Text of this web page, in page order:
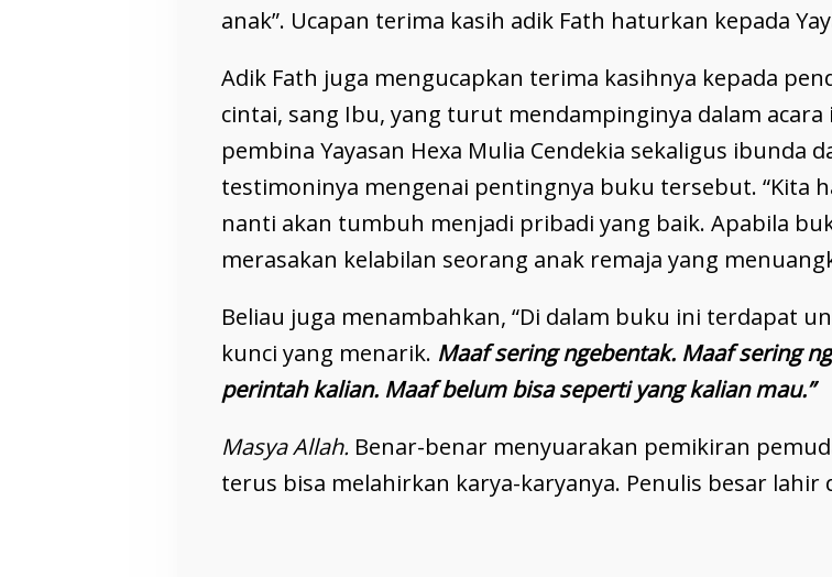
anak”. Ucapan terima kasih adik Fath haturkan kepada
Adik Fath juga mengucapkan terima kasihnya kepada
cintai, sang Ibu, yang turut mendampinginya dalam acara
pembina Yayasan Hexa Mulia Cendekia sekaligus ibunda
testimoninya mengenai pentingnya buku tersebut. “Kita
nanti akan tumbuh menjadi pribadi yang baik. Apabila
merasakan kelabilan seorang anak remaja yang
Beliau juga menambahkan, “Di dalam buku ini terdapat
kunci yang menarik. Maaf sering ngebentak. Maaf sering
perintah kalian. Maaf belum bisa seperti yang kalian mau.”
Masya Allah. Benar-benar menyuarakan pemikiran
terus bisa melahirkan karya-karyanya. Penulis besar lahir